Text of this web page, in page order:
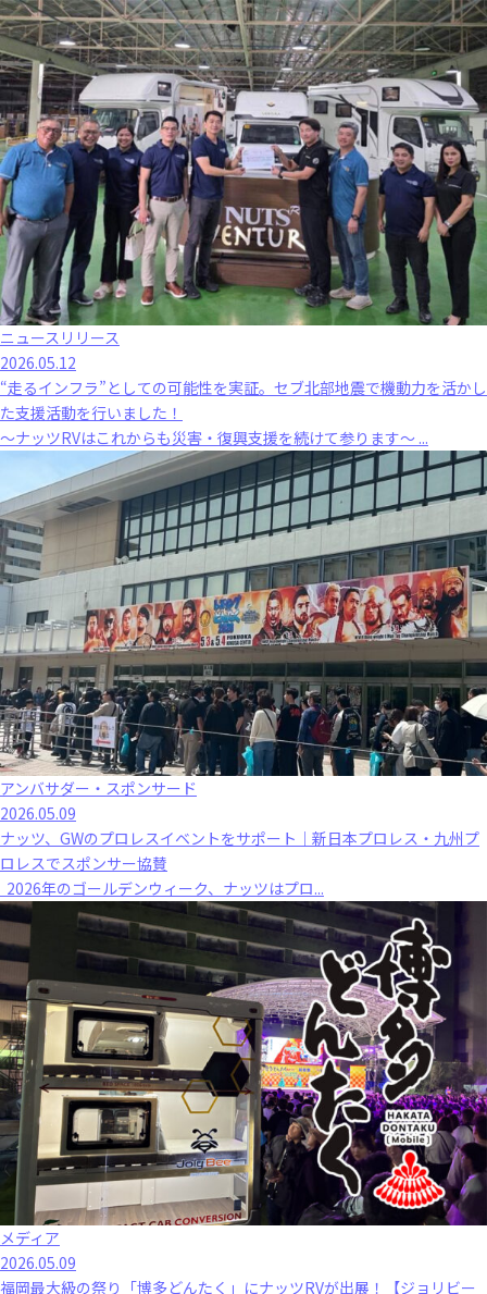
ニュースリリース
2026.05.12
“走るインフラ”としての可能性を実証。セブ北部地震で機動力を活かし
た支援活動を行いました！
～ナッツRVはこれからも災害・復興支援を続けて参ります～ ...
アンバサダー・スポンサード
2026.05.09
ナッツ、GWのプロレスイベントをサポート｜新日本プロレス・九州プ
ロレスでスポンサー協賛
2026年のゴールデンウィーク、ナッツはプロ...
メディア
2026.05.09
福岡最大級の祭り「博多どんたく」にナッツRVが出展！【ジョリビー